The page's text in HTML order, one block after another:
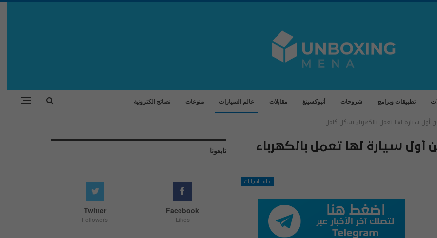
تطبيقات وبرامج شروحات أنبوكسينغ مقابلات عالم السيارات منوعات نصائح الكترونية
أول سيارة لها تعمل بالكهرباء بشكل كامل
سيارة لها تعمل بالكهرباء
عالم السيارات
تابعونا
Facebook
Likes
Twitter
Followers